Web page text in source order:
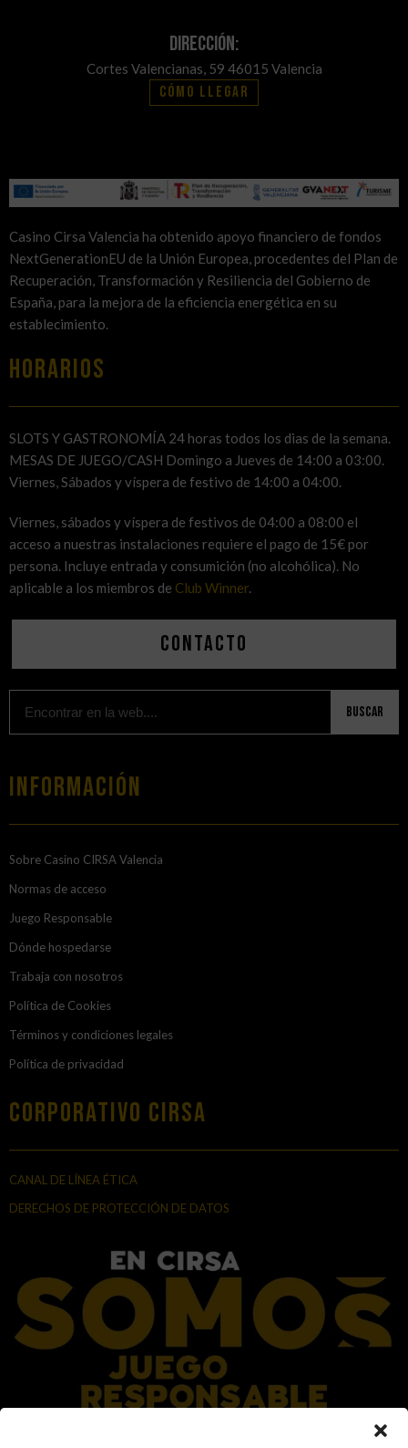
Dirección:
Cortes Valencianas, 59 46015 Valencia
Cómo llegar
Casino Cirsa Valencia ha obtenido apoyo financiero de fondos
NextGenerationEU de la Unión Europea, procedentes del Plan de
Recuperación, Transformación y Resiliencia del Gobierno de
España, para la mejora de la eficiencia energética en su
establecimiento.
HORARIOS
SLOTS Y GASTRONOMÍA 24 horas todos los dias de la semana.
MESAS DE JUEGO/CASH Domingo a Jueves de 14:00 a 03:00.
Viernes, Sábados y víspera de festivo de 14:00 a 04:00.
Viernes, sábados y víspera de festivos de 04:00 a 08:00 el
acceso a nuestras instalaciones requiere el pago de 15€ por
persona. Incluye entrada y consumición (no alcohólica). No
aplicable a los miembros de Club Winner.
Contacto
Buscar
Información
Sobre Casino CIRSA Valencia
Normas de acceso
Juego Responsable
Dónde hospedarse
Trabaja con nosotros
Política de Cookies
Términos y condiciones legales
Política de privacidad
Corporativo Cirsa
CANAL DE LÍNEA ÉTICA
DERECHOS DE PROTECCIÓN DE DATOS